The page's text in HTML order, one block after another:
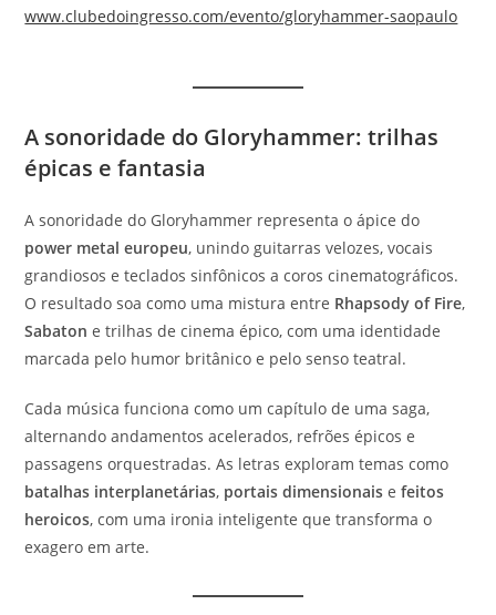
www.clubedoingresso.com/evento/gloryhammer-saopaulo
A sonoridade do Gloryhammer: trilhas
épicas e fantasia
A sonoridade do Gloryhammer representa o ápice do
power metal europeu, unindo guitarras velozes, vocais
grandiosos e teclados sinfônicos a coros cinematográficos.
O resultado soa como uma mistura entre Rhapsody of Fire,
Sabaton e trilhas de cinema épico, com uma identidade
marcada pelo humor britânico e pelo senso teatral.
Cada música funciona como um capítulo de uma saga,
alternando andamentos acelerados, refrões épicos e
passagens orquestradas. As letras exploram temas como
batalhas interplanetárias, portais dimensionais efeitos
heroicos, com uma ironia inteligente que transforma o
exagero em arte.